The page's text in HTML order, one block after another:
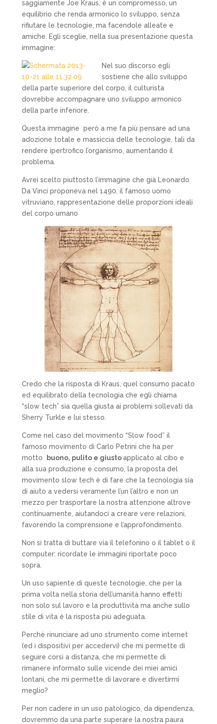
saggiamente Joe Kraus, è un compromesso, un
equilibrio che renda armonico lo sviluppo, senza
rifiutare le tecnologie, ma facendole alleate e
amiche. Egli sceglie, nella sua presentazione questa
immagine:
Nel suo discorso egli
sostiene che allo sviluppo
della parte superiore del corpo, il culturista
dovrebbe accompagnare uno sviluppo armonico
della parte inferiore.
Questa immagine però a me fa più pensare ad una
adozione totale e massiccia delle tecnologie, tali da
rendere ipertrofico l’organismo, aumentando il
problema.
Avrei scelto piuttosto l’immagine che già Leonardo
Da Vinci proponeva nel 1490, il famoso uomo
vitruviano, rappresentazione delle proporzioni ideali
del corpo umano
Credo che la risposta di Kraus, quel consumo pacato
ed equilibrato della tecnologia che egli chiama
“slow tech” sia quella giusta ai problemi sollevati da
Sherry Turkle e lui stesso.
Come nel caso del movimento “Slow food” il
famoso movimento di Carlo Petrini che ha per
motto
buono, pulito e giustoapplicato al cibo e
alla sua produzione e consumo, la proposta del
movimento slow tech è di fare che la tecnologia sia
di aiuto a vedersi veramente l’un l’altro e non un
mezzo per trasportare la nostra attenzione altrove
continuamente, aiutandoci a creare vere relazioni,
favorendo la comprensione e l’approfondimento.
Non si tratta di buttare via il telefonino o il tablet o il
computer: ricordate le immagini riportate poco
sopra.
Un uso sapiente di queste tecnologie, che per la
prima volta nella storia dell’umanità hanno effetti
non solo sul lavoro e la produttività ma anche sullo
stile di vita è la risposta più adeguata.
Perchè rinunciare ad uno strumento come internet
(ed i dispositivi per accedervi) che mi permette di
seguire corsi a distanza, che mi permette di
rimanere informato sulle vicende dei miei amici
lontani, che mi permette di lavorare e divertirmi
meglio?
Per non cadere in un uso patologico, da dipendenza,
dovremmo da una parte superare la nostra paura